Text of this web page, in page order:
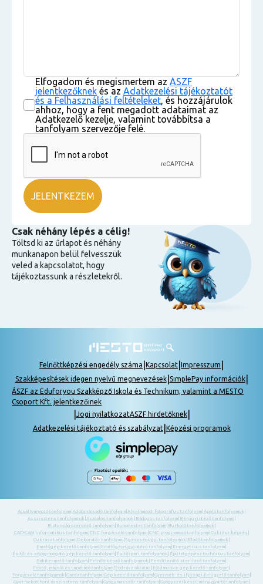
Elfogadom és megismertem az ÁSZF
jelentkezőknek és az Adatkezelési tájékoztatót
és a Felhasználási feltételeket, és hozzájárulok
ahhoz, hogy a fent megadott adataimat az
Adatkezelő kezelje, valamint továbbítsa a
tanfolyam szervezője felé.
Csak néhány lépés a célig!
Töltsd ki az űrlapot és néhány
munkanapon belül felvesszük
veled a kapcsolatot, hogy
tájékoztassunk a részletekről.
Felnőttképzési engedély száma Kapcsolat Impresszum
Szakképesítések idegen nyelvű megnevezések| SimplePay információk|
ÁSZF az Eduforyou Szakképző Iskola és Technikum, valamint a MESTO
Csoport Kft. jelentkezőinek
Jogi nyilatkozatASZF hirdetőknek|
Adatkezelési tájékoztató és szabályzat| Képzési programok
Ácsállványozó tanfolyam| Adótanácsadó tanfolyam| Alkalmazott fotográfus tanfolyam| Ápoló tanfolyamok
Asszisztens tanfolyamok Asztalos tanfolyamok Bádogos tanfolyam| Bérügyintéző tanfolyam|
Biztonságszervező tanfolyam| Boncmester tanfolyam| Burkoló tanfolyamok
CAD-CAM informatikus tanfolyam| CNC forgácsoló tanfolyam| CNC programozó tanfolyam| Cukrász képzés
Cukrász tanfolyam| Dekoratőr tanfolyam| Egészségügyi tanfolyamok Eladó tanfolyamok
Emelőgép-kezelő tanfolyam Emelőgép-ügyintéző tanfolyam Energetikus tanfolyam
Építő- és anyagmozgató gép kezelő tanfolyam Építőipari tanfolyamok Épületgépész technikus tanfolyam
Fakitermelő tanfolyam Felnőttképző tanfolyamok Fertőtlenítő sterilező tanfolyam
Festő, mázoló és tapétázó tanfolyam Fodrász oktatás Földmunka- gép kezelő tanfolyam
Forgácsoló tanfolyamok Gazda tanfolyam| Gép kezelő tanfolyam| Gyermek- és ifjúsági felügyelő tanfolyam|
Gyermekotthoni asszisztens tanfolyam| Gyógymasszőr tanfolyam| Gyógyszerkészítmény gyártó tanfolyam|